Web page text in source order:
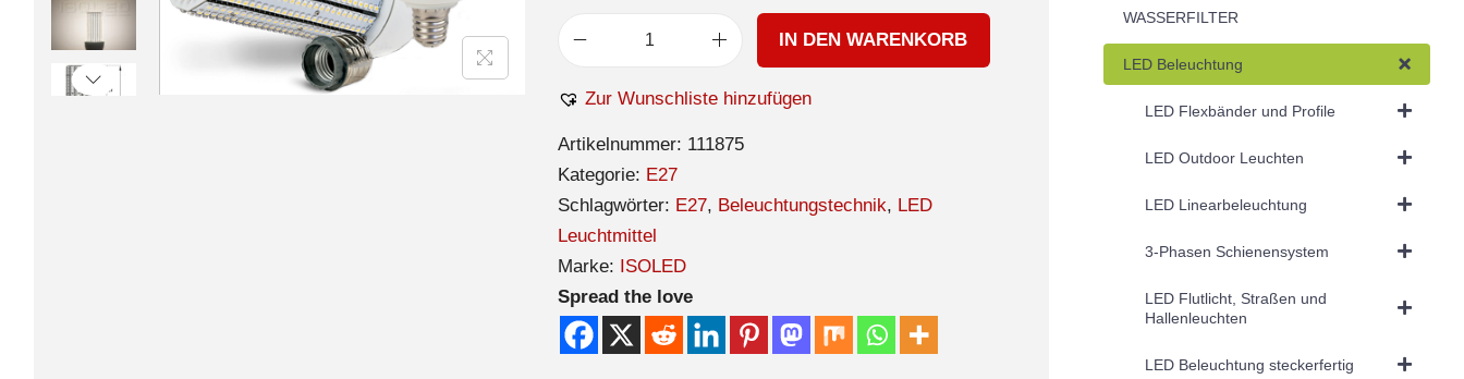
IN DEN WARENKORB
Zur Wunschliste hinzufügen
Artikelnummer: 111875
Kategorie: E27
Schlagwörter: E27, Beleuchtungstechnik, LED
Leuchtmittel
Marke: ISOLED
Spread the love
WASSERFILTER
LED Beleuchtung
LED Flexbänder und Profile
LED Outdoor Leuchten
LED Linearbeleuchtung
3-Phasen Schienensystem
LED Flutlicht, Straßen und
Hallenleuchten
LED Beleuchtung steckerfertig